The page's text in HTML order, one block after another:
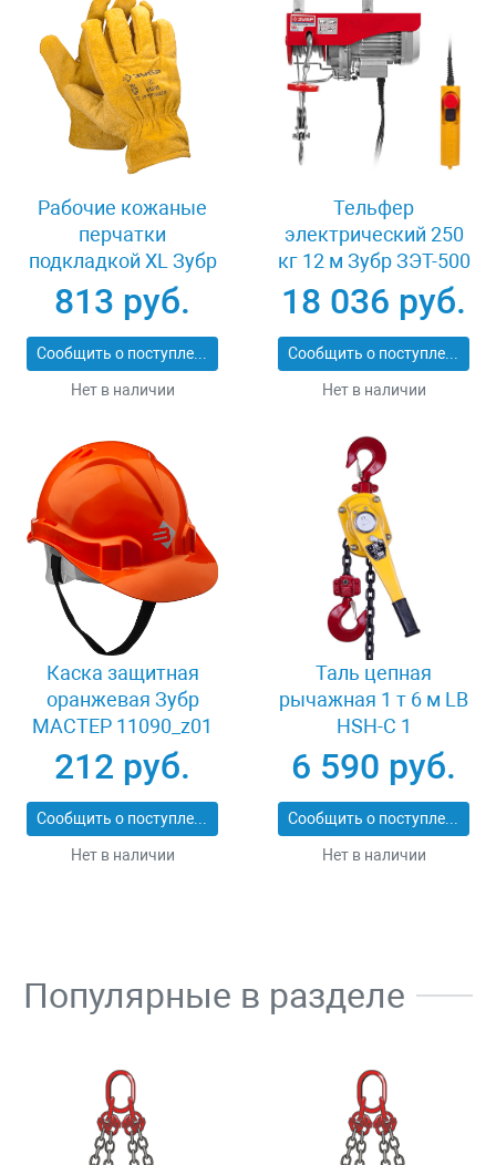
Рабочие кожаные
перчатки
подкладкой XL Зубр
МАСТЕР 1135-XL
813 руб.
Сообщить о поступлении
Нет в наличии
Тельфер
электрический 250
кг 12 м Зубр ЗЭТ-500
18 036 руб.
Сообщить о поступлении
Нет в наличии
Каска защитная
оранжевая Зубр
МАСТЕР 11090_z01
212 руб.
Сообщить о поступлении
Нет в наличии
Таль цепная
рычажная 1 т 6 м LB
HSH-C 1
6 590 руб.
Сообщить о поступлении
Нет в наличии
Популярные в разделе